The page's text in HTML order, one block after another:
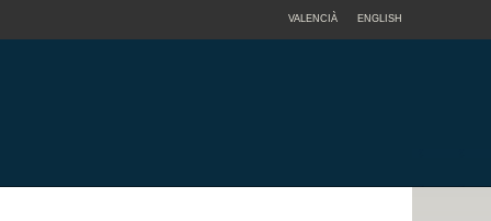
VALENCIÀ ENGLISH